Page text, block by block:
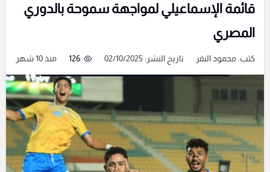
قائمة الإسماعيلي لمواجهة سموحة بالدوري
المصري
كتب:محمود النقر تاريخ النشر: 02/10/2025 126 منذ 10 شهر